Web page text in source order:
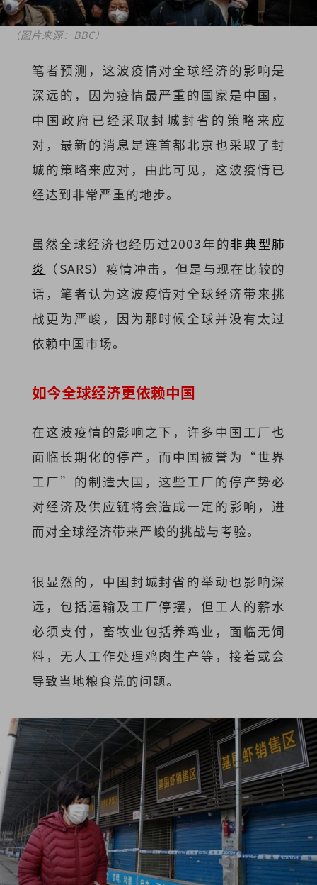
（图片来源：BBC）
笔者预测，这波疫情对全球经济的影响是
深远的，因为疫情最严重的国家是中国，
中国政府已经采取封城封省的策略来应
对，最新的消息是连首都北京也采取了封
城的策略来应对，由此可见，这波疫情已
经达到非常严重的地步。
虽然全球经济也经历过2003年的非典型肺
炎 （SARS）疫情冲击，但是与现在比较的
话，笔者认为这波疫情对全球经济带来挑
战更为严峻，因为那时候全球并没有太过
依赖中国市场。
如今全球经济更依赖中国
在这波疫情的影响之下，许多中国工厂也
面临长期化的停产，而中国被誉为“世界
工厂”的制造大国，这些工厂的停产势必
对经济及供应链将会造成一定的影响，进
而对全球经济带来严峻的挑战与考验。
很显然的，中国封城封省的举动也影响深
远，包括运输及工厂停摆，但工人的薪水
必须支付，畜牧业包括养鸡业，面临无饲
料，无人工作处理鸡肉生产等，接着或会
导致当地粮食荒的问题。